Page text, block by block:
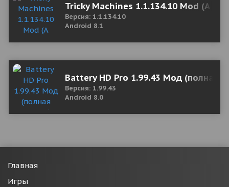
Tricky Machines 1.1.134.10 Mod (A
Версия: 1.1.134.10
Android 8.1
Battery HD Pro 1.99.43 Мод (полная
Версия: 1.99.43
Android 8.0
Главная
Игры